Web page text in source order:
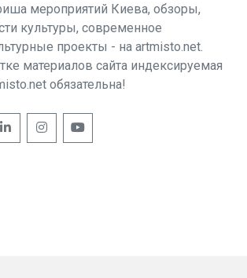
мероприятий Киева, обзоры,
культуры, современное
проекты - на artmisto.net.
материалов сайта индексируемая
обязательна!